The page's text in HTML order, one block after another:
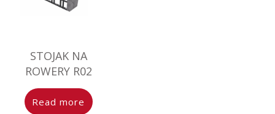
STOJAK NA
ROWERY R02
Read more
produkt